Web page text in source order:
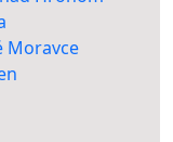
Moravce